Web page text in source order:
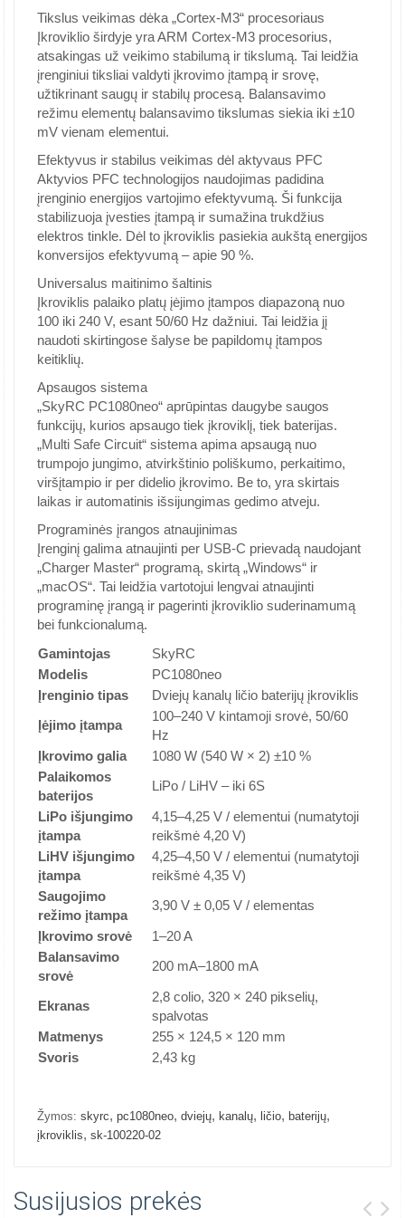
Tikslus veikimas dėka „Cortex-M3“ procesoriaus
Įkroviklio širdyje yra ARM Cortex-M3 procesorius,
atsakingas už veikimo stabilumą ir tikslumą. Tai leidžia
įrenginiui tiksliai valdyti įkrovimo įtampą ir srovę,
užtikrinant saugų ir stabilų procesą. Balansavimo
režimu elementų balansavimo tikslumas siekia iki ±10
mV vienam elementui.
Efektyvus ir stabilus veikimas dėl aktyvaus PFC
Aktyvios PFC technologijos naudojimas padidina
įrenginio energijos vartojimo efektyvumą. Ši funkcija
stabilizuoja įvesties įtampą ir sumažina trukdžius
elektros tinkle. Dėl to įkroviklis pasiekia aukštą energijos
konversijos efektyvumą – apie 90 %.
Universalus maitinimo šaltinis
Įkroviklis palaiko platų įėjimo įtampos diapazoną nuo
100 iki 240 V, esant 50/60 Hz dažniui. Tai leidžia jį
naudoti skirtingose šalyse be papildomų įtampos
keitiklių.
Apsaugos sistema
„SkyRC PC1080neo“ aprūpintas daugybe saugos
funkcijų, kurios apsaugo tiek įkroviklį, tiek baterijas.
„Multi Safe Circuit“ sistema apima apsaugą nuo
trumpojo jungimo, atvirkštinio poliškumo, perkaitimo,
viršįtampio ir per didelio įkrovimo. Be to, yra skirtais
laikas ir automatinis išsijungimas gedimo atveju.
Programinės įrangos atnaujinimas
Įrenginį galima atnaujinti per USB-C prievadą naudojant
„Charger Master“ programą, skirtą „Windows“ ir
„macOS“. Tai leidžia vartotojui lengvai atnaujinti
programinę įrangą ir pagerinti įkroviklio suderinamumą
bei funkcionalumą.
Gamintojas
SkyRC
Modelis
PC1080neo
Įrenginio tipas
Dviejų kanalų ličio baterijų įkroviklis
Įėjimo įtampa
100–240 V kintamoji srovė, 50/60
Hz
Įkrovimo galia
1080 W (540 W × 2) ±10 %
Palaikomos
baterijos
LiPo / LiHV – iki 6S
LiPo išjungimo
įtampa
4,15–4,25 V / elementui (numatytoji
reikšmė 4,20 V)
LiHV išjungimo
įtampa
4,25–4,50 V / elementui (numatytoji
reikšmė 4,35 V)
Saugojimo
režimo įtampa
3,90 V ± 0,05 V / elementas
Įkrovimo srovė
1–20 A
Balansavimo
srovė
200 mA–1800 mA
Ekranas
2,8 colio, 320 × 240 pikselių,
spalvotas
Matmenys
255 × 124,5 × 120 mm
Svoris
2,43 kg
Žymos: skyrc, pc1080neo, dviejų, kanalų, ličio, baterijų,
įkroviklis, sk-100220-02
Susijusios prekės